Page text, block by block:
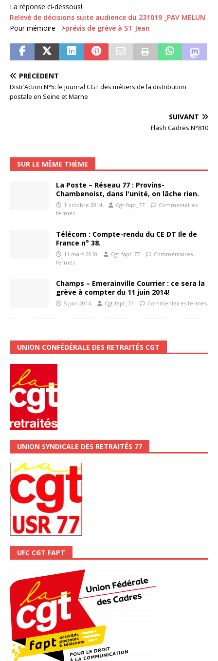
La réponse ci-dessous!
Relevé de décisions suite audience du 231019 _PAV MELUN
Pour mémoire –>prévis de grève à ST Jean
PRÉCÉDENT
Distr’Action N°5: le journal CGT des métiers de la distribution
postale en Seine et Marne
SUIVANT
Flash Cadres N°810
SUR LE MÊME THÈME
La Poste – Réseau 77 : Provins-
Chambenoist, dans l'unité, on lâche rien.
1 octobre 2014 Cgt-fapt_77
Commentaires
fermés
Télécom : Compte-rendu du CE DT Ile de
France n° 38.
11 mars 2010 Cgt-fapt_77
Commentaires
fermés
Champs – Emerainville Courrier : ce sera la
grève à compter du 11 juin 2014!
5 juin 2014 Cgt-fapt_77 Commentaires fermés
UNION CONFÉDÉRALE DES RETRAITÉS CGT
UNION SYNDICALE DES RETRAITÉS 77
UFC CGT FAPT